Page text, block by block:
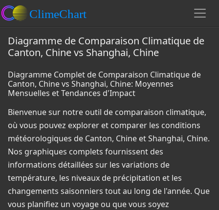
Diagramme de Comparaison Climatique de
Canton, Chine vs Shanghai, Chine
Diagramme Complet de Comparaison Climatique de
Canton, Chine vs Shanghai, Chine: Moyennes
Mensuelles et Tendances d'Impact
Bienvenue sur notre outil de comparaison climatique,
où vous pouvez explorer et comparer les conditions
météorologiques de Canton, Chine et Shanghai, Chine.
Nos graphiques complets fournissent des
informations détaillées sur les variations de
température, les niveaux de précipitation et les
changements saisonniers tout au long de l'année. Que
vous planifiez un voyage ou que vous soyez